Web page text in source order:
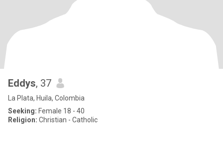
Eddys, 37
La Plata, Huila, Colombia
Seeking: Female 18 - 40
Religion: Christian - Catholic